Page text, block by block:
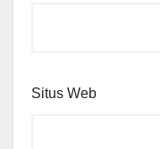
Situs Web